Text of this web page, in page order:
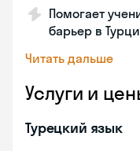
Помогает
барьер в
Читать дальше
Услуги и
Турецкий язык